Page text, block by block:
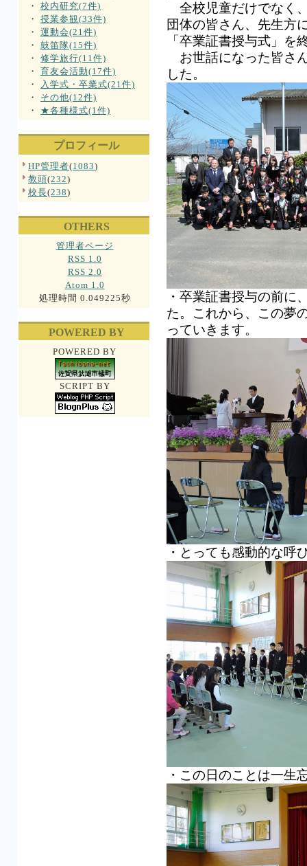
・ 校内研究(7件)
・ 授業参観(33件)
・ 運動会(21件)
・ 鼓笛隊(15件)
・ 修学旅行(11件)
・ 育友会活動(17件)
・
入学式・卒業式(21件)
・ その他(12件)
・ ★各種様式(1件)
プロフィール
HP管理者(1083)
教頭(232)
校長(238)
OTHERS
管理者ページ
RSS 1.0
RSS 2.0
Atom 1.0
処理時間 0.049225秒
POWERED BY
POWERED BY
SCRIPT BY
全校児童だけでなく
団体の皆さん、先生方
「卒業証書授与式」を
お世話になった皆さ
した。
・卒業証書授与の前に
た。これから、この夢
っていきます。
・とっても感動的な呼
・この日のことは一生